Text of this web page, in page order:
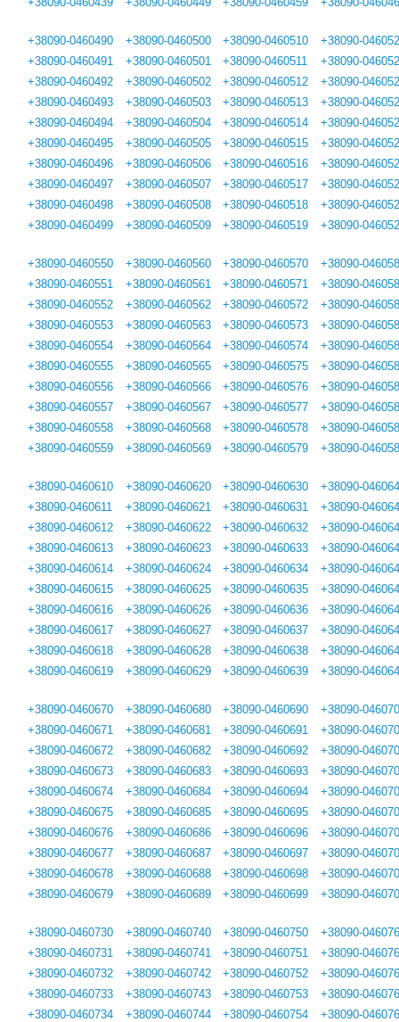
+38090-0460490
+38090-0460491
+38090-0460492
+38090-0460493
+38090-0460494
+38090-0460495
+38090-0460496
+38090-0460497
+38090-0460498
+38090-0460499
+38090-0460500
+38090-0460501
+38090-0460502
+38090-0460503
+38090-0460504
+38090-0460505
+38090-0460506
+38090-0460507
+38090-0460508
+38090-0460509
+38090-0460510
+38090-0460511
+38090-0460512
+38090-0460513
+38090-0460514
+38090-0460515
+38090-0460516
+38090-0460517
+38090-0460518
+38090-0460519
+38090-
+38090-
+38090-
+38090-
+38090-
+38090-
+38090-
+38090-
+38090-
+38090-
+38090-0460550
+38090-0460551
+38090-0460552
+38090-0460553
+38090-0460554
+38090-0460555
+38090-0460556
+38090-0460557
+38090-0460558
+38090-0460559
+38090-0460560
+38090-0460561
+38090-0460562
+38090-0460563
+38090-0460564
+38090-0460565
+38090-0460566
+38090-0460567
+38090-0460568
+38090-0460569
+38090-0460570
+38090-0460571
+38090-0460572
+38090-0460573
+38090-0460574
+38090-0460575
+38090-0460576
+38090-0460577
+38090-0460578
+38090-0460579
+38090-
+38090-
+38090-
+38090-
+38090-
+38090-
+38090-
+38090-
+38090-
+38090-
+38090-0460610
+38090-0460611
+38090-0460612
+38090-0460613
+38090-0460614
+38090-0460615
+38090-0460616
+38090-0460617
+38090-0460618
+38090-0460619
+38090-0460620
+38090-0460621
+38090-0460622
+38090-0460623
+38090-0460624
+38090-0460625
+38090-0460626
+38090-0460627
+38090-0460628
+38090-0460629
+38090-0460630
+38090-0460631
+38090-0460632
+38090-0460633
+38090-0460634
+38090-0460635
+38090-0460636
+38090-0460637
+38090-0460638
+38090-0460639
+38090-
+38090-
+38090-
+38090-
+38090-
+38090-
+38090-
+38090-
+38090-
+38090-
+38090-0460670
+38090-0460671
+38090-0460672
+38090-0460673
+38090-0460674
+38090-0460675
+38090-0460676
+38090-0460677
+38090-0460678
+38090-0460679
+38090-0460680
+38090-0460681
+38090-0460682
+38090-0460683
+38090-0460684
+38090-0460685
+38090-0460686
+38090-0460687
+38090-0460688
+38090-0460689
+38090-0460690
+38090-0460691
+38090-0460692
+38090-0460693
+38090-0460694
+38090-0460695
+38090-0460696
+38090-0460697
+38090-0460698
+38090-0460699
+38090-
+38090-
+38090-
+38090-
+38090-
+38090-
+38090-
+38090-
+38090-
+38090-
+38090-0460730
+38090-0460731
+38090-0460732
+38090-0460733
+38090-0460734
+38090-0460740
+38090-0460741
+38090-0460742
+38090-0460743
+38090-0460744
+38090-0460750
+38090-0460751
+38090-0460752
+38090-0460753
+38090-0460754
+38090-
+38090-
+38090-
+38090-
+38090-